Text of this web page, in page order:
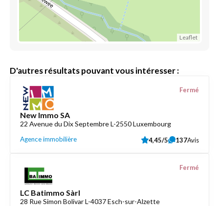
Leaflet
D'autres résultats pouvant vous intéresser :
New Immo SA
22 Avenue du Dix Septembre L-2550 Luxembourg
Agence immobilière
Fermé
4,45/5 137Avis
LC Batimmo Sàrl
28 Rue Simon Bolivar L-4037 Esch-sur-Alzette
Fermé